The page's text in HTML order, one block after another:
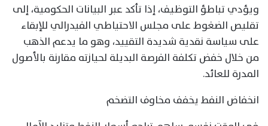
ويؤدي تباطؤ التوظيف، إذا تأكد عبر البيانات الحكومية، إلى
تقليص الضغوط على مجلس الاحتياطي الفيدرالي للإبقاء
على سياسة نقدية شديدة التقييد، وهو ما يدعم الذهب
من خلال خفض تكلفة الفرصة البديلة لحيازته مقارنة بالأصول
المدرة للعائد.
انخفاض النفط يخفف مخاوف التضخم